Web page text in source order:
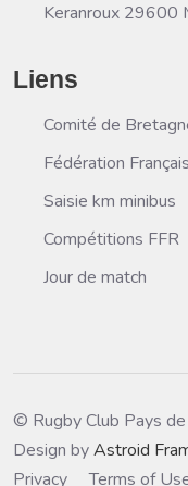
Keranroux 29600
Liens
Comité de
Fédération
Saisie km minibus
Compétitions FFR
Jour de match
© Rugby Club Pays
Design byAstroid
Privacy
Terms of